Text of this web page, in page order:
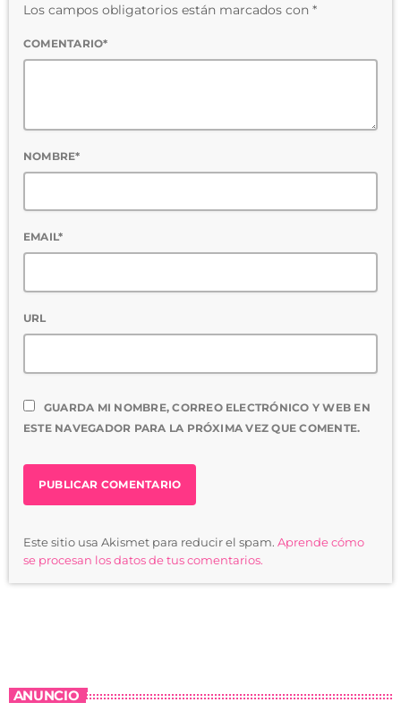
Los campos obligatorios están marcados con *
COMENTARIO*
NOMBRE*
EMAIL*
URL
GUARDA MI NOMBRE, CORREO ELECTRÓNICO Y WEB EN
ESTE NAVEGADOR PARA LA PRÓXIMA VEZ QUE COMENTE.
Este sitio usa Akismet para reducir el spam. Aprende cómo
se procesan los datos de tus comentarios.
ANUNCIO